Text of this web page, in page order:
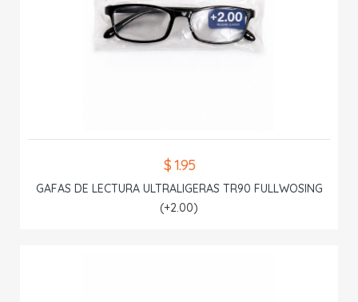
$ 1.95
GAFAS DE LECTURA ULTRALIGERAS TR90 FULLWOSING
(+2.00)